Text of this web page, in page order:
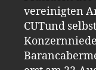
vereinigten
CUTund